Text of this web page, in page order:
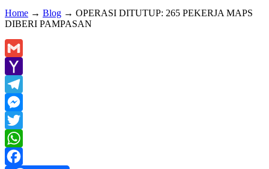
Home → Blog → OPERASI DITUTUP: 265 PEKERJA MAPS
DIBERI PAMPASAN
Gmail
Yahoo
Mail
Telegram
Messenger
Twitter
WhatsApp